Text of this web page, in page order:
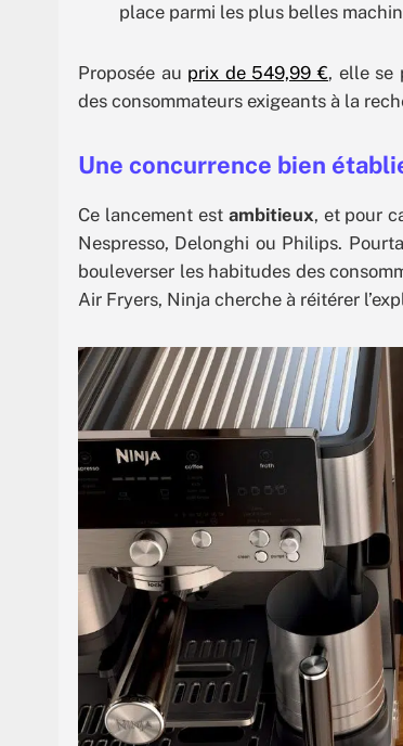
place parmi les plus belles
Proposée au prix de 549,99 €, elle se
des consommateurs exigeants à la
Une concurrence bien
Ce lancement est ambitieux, et pour
Nespresso, Delonghi ou Philips.
bouleverser les habitudes des
Air Fryers, Ninja cherche à réitérer